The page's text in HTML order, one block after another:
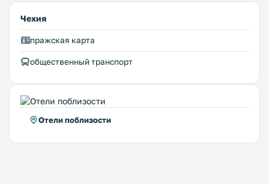
Чехия
пражская карта
общественный транспорт
Отели поблизости